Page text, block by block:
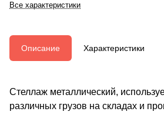
Все характеристики
Описание Характеристики
Стеллаж металлический,
различных грузов на складах и